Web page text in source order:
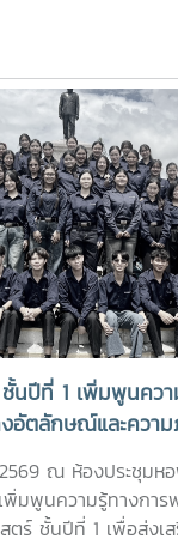
นปีที่ 1 เพิ่มพูนควา
อัตลักษณ์และความ
า แม่โจ้วิถีใหม่
ณ ห้องประชุมห
พิ่มพูนความรู้ทางการ
ร์ ชั้นปีที่ 1 เพื่อส่งเ